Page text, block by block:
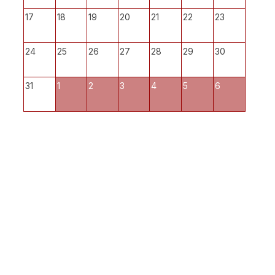
17 18 19 20 21 22 23
24 25 26 27 28 29 30
31 1 2 3 4 5 6